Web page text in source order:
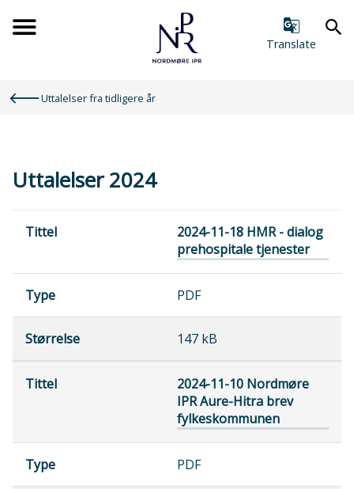
Forsiden
Translate
Uttalelser fra tidligere år
Uttalelser 2024
Tittel
Størrelse
2024-11-18 HMR - dialog
prehospitale tjenester
PDF
147 kB
2024-11-10 Nordmøre
IPR Aure-Hitra brev
fylkeskommunen
PDF